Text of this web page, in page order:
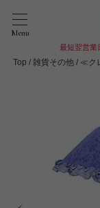
Menu
最短翌営業
Top 雑貨その他 ≪ク